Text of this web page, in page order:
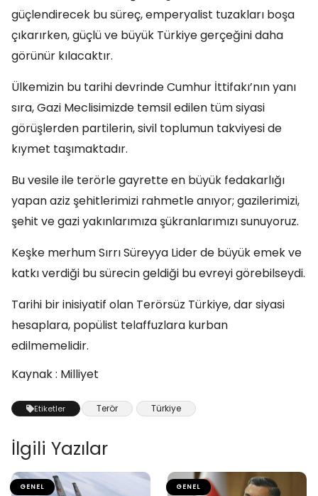
güçlendirecek bu süreç, emperyalist tuzakları boşa
çıkarırken, güçlü ve büyük Türkiye gerçeğini daha
görünür kılacaktır.
Ülkemizin bu tarihi devrinde Cumhur İttifakı’nın yanı
sıra, Gazi Meclisimizde temsil edilen tüm siyasi
görüşlerden partilerin, sivil toplumun takviyesi de
kıymet taşımaktadır.
Bu vesile ile terörle gayrette en büyük fedakarlığı
yapan aziz şehitlerimizi rahmetle anıyor; gazilerimizi,
şehit ve gazi yakınlarımıza şükranlarımızı sunuyoruz.
Keşke merhum Sırrı Süreyya Lider de büyük emek ve
katkı verdiği bu sürecin geldiği bu evreyi görebilseydi.
Tarihi bir inisiyatif olan Terörsüz Türkiye, dar siyasi
hesaplara, popülist telaffuzlara kurban
edilmemelidir.
Kaynak : Milliyet
Etiketler Terör Türkiye
İlgili Yazılar
GENEL GENEL